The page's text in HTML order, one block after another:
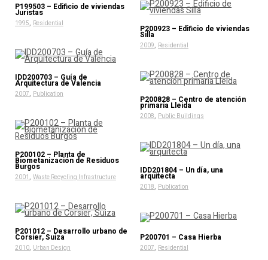
P199503 – Edificio de viviendas
Juristas
1995, Residential P200923 – Edificio de viviendas
Silla
2009, Residential
IDD200703 – Guía de
Arquitectura de Valencia
2007, Publication P200828 – Centro de atención
primaria Lleida
2008, Public Buildings
P200102 – Planta de
Biometanización de Residuos
Burgos
2001 , Waste Recycling Infrastructure
IDD201804 – Un día, una
arquitecta
2018, Publication
P201012 – Desarrollo urbano de
Corsier, Suiza
2010, Urban Design
P200701 – Casa Hierba
2007, Residential